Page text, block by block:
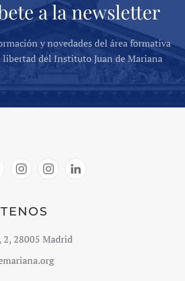
a la newsletter
y novedades del área formativa
libertad del Instituto Juan de Mariana
2, 28005 Madrid